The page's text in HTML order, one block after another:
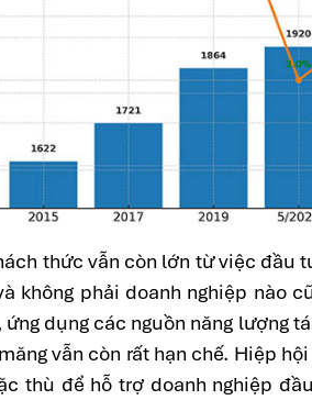
thức vẫn còn lớn từ việc đầu
không phải doanh nghiệp nào
ứng dụng các nguồn năng lượng
vẫn còn rất hạn chế. Hiệp
thù để hỗ trợ doanh nghiệp